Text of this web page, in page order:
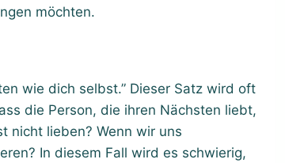
möchten.
wie dich selbst.” Dieser Satz wird oft
die Person, die ihren Nächsten liebt,
nicht lieben? Wenn wir uns
In diesem Fall wird es schwierig,